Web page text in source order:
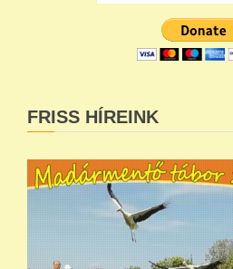
FRISS HÍREINK